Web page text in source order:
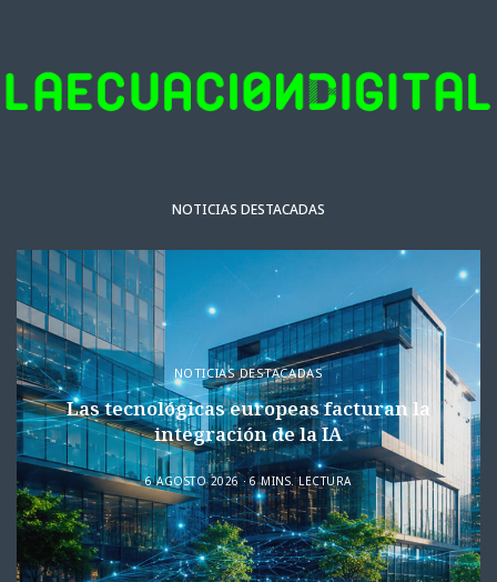
NOTICIAS DESTACADAS
NOTICIAS DESTACADAS
Las tecnológicas europeas facturan la
integración de la IA
6 AGOSTO 2026 6 MINS. LECTURA